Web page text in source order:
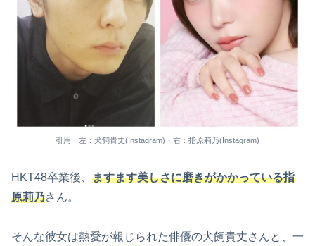
引用：左：犬飼貴丈(Instagram)・右：指原莉乃(Instagram)
HKT48卒業後、 ますます美しさに磨きがかかっている指
原莉乃さん。
そんな彼女は熱愛が報じられた俳優の犬飼貴丈さんと、一